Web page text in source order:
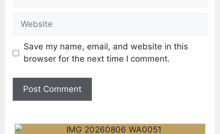
Save my name, email, and website in this
browser for the next time I comment.